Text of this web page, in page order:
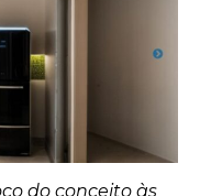
do conceito às